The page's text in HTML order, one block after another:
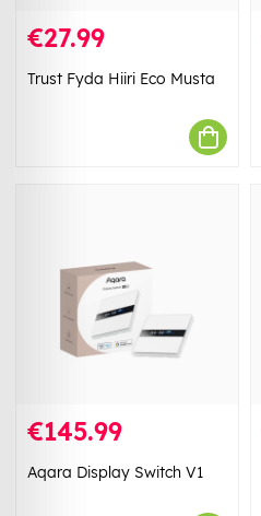
€27.99
Trust Fyda Hiiri Eco Musta
€145.99
Aqara Display Switch V1